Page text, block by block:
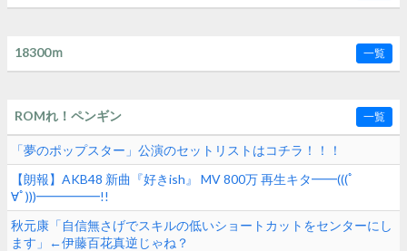
18300ｍ 一覧
ROMれ！ペンギン 一覧
「夢のポップスター」公演のセットリストはコチラ！！！
【朗報】AKB48 新曲『好きish』 MV 800万 再生キタ━━(((ﾟ
∀ﾟ)))━━━━━!!
秋元康「自信無さげでスキルの低いショートカットをセンターにし
ます」←伊藤百花真逆じゃね？